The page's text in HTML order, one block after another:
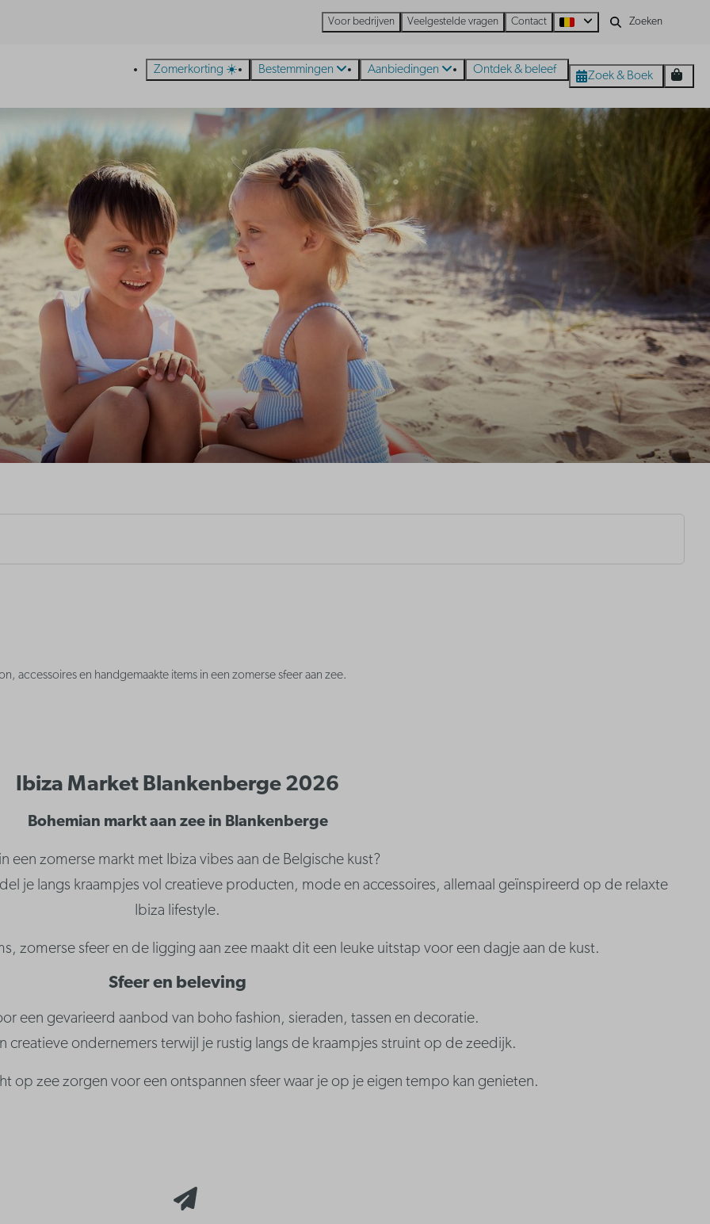
Voor bedrijven Veelgestelde vragen Contact
Zomerkorting ☀️ Bestemmingen Aanbiedingen Ontdek & beleef Zoek & Boek
accessoires en handgemaakte items in een zomerse sfeer aan zee.
Ibiza Market Blankenberge 2026
Bohemian markt aan zee in Blankenberge
een zomerse markt met Ibiza vibes aan de Belgische kust?
je langs kraampjes vol creatieve producten, mode en accessoires, allemaal geïnspireerd op de relaxte
Ibiza lifestyle.
zomerse sfeer en de ligging aan zee maakt dit een leuke uitstap voor een dagje aan de kust.
Sfeer en beleving
een gevarieerd aanbod van boho fashion, sieraden, tassen en decoratie.
creatieve ondernemers terwijl je rustig langs de kraampjes struint op de zeedijk.
op zee zorgen voor een ontspannen sfeer waar je op je eigen tempo kan genieten.